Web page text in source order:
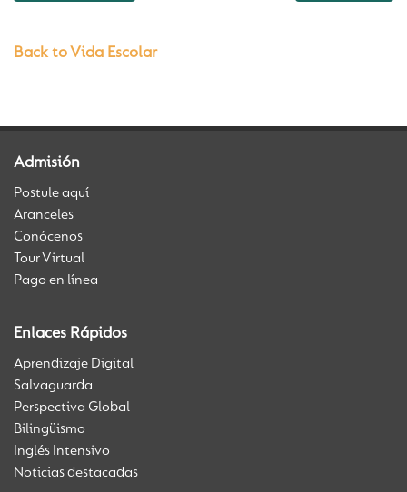
Back to Vida Escolar
Admisión
Postule aquí
Aranceles
Conócenos
Tour Virtual
Pago en línea
Enlaces Rápidos
Aprendizaje Digital
Salvaguarda
Perspectiva Global
Bilingüismo
Inglés Intensivo
Noticias destacadas